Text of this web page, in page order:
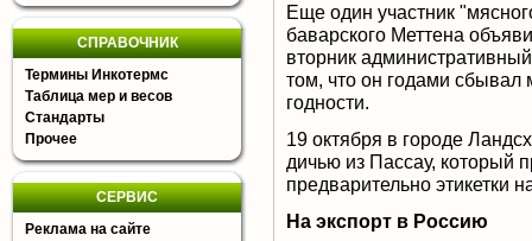
СПРАВОЧНИК
Термины Инкотермс
Таблица мер и весов
Стандарты
Прочее
СЕРВИС
Реклама на сайте
Еще один участник
баварского Меттена
вторник
том, что он годами
годности.
19 октября в городе
дичью из Пассау, который
предварительно этикетки
На экспорт в Россию